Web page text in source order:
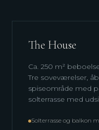
The House
Ca. 250 m²
Tre soveværelser,
spiseområde med
solterrasse med
Solterrasse og balkon